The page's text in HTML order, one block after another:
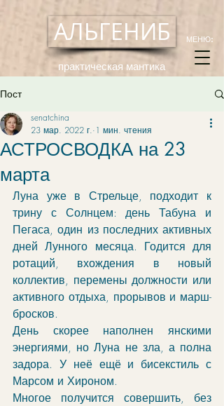
АЛЬГЕНИБ
практическая мантика
МЕНЮ:
Пост
АСТРОСВОДКА на 23
марта
senatchina
23 мар. 2022 г. 1 мин. чтения
Луна уже в Стрельце, подходит к
трину с Солнцем: день Табуна и
Пегаса, один из последних активных
дней Лунного месяца. Годится для
ротаций, вхождения в новый
коллектив, перемены должности или
активного отдыха, прорывов и марш-
бросков.
День скорее наполнен янскими
энергиями, но Луна не зла, а полна
задора. У неё ещё и бисекстиль с
Марсом и Хироном.
Многое получится совершить, без